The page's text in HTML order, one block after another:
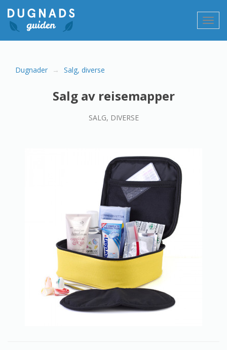
innholdet
Vis/
Dugnader Salg, diverse
Salg av reisemapper
SALG, DIVERSE